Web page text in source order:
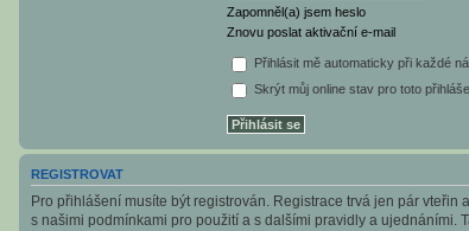
Zapomněl(a) jsem heslo
Znovu poslat aktivační e-mail
Přihlásit mě automaticky při každé
Skrýt můj online stav pro toto
REGISTROVAT
Pro přihlášení musíte být registrován. Registrace trvá jen pár
s našimi podmínkami pro použití a s dalšími pravidly a ujednáními.